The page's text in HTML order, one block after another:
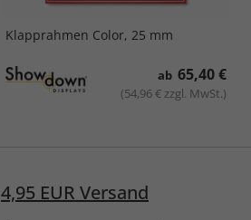
Klapprahmen Color, 25 mm
ab 65,40 €
(54,96 € zzgl. MwSt.)
4,95 EUR Versand